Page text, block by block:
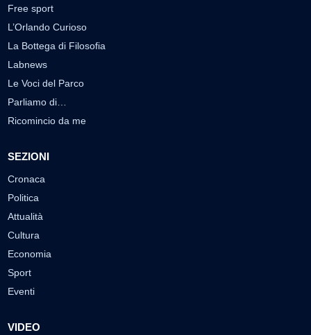
Free sport
L’Orlando Curioso
La Bottega di Filosofia
Labnews
Le Voci del Parco
Parliamo di…
Ricomincio da me
SEZIONI
Cronaca
Politica
Attualità
Cultura
Economia
Sport
Eventi
VIDEO